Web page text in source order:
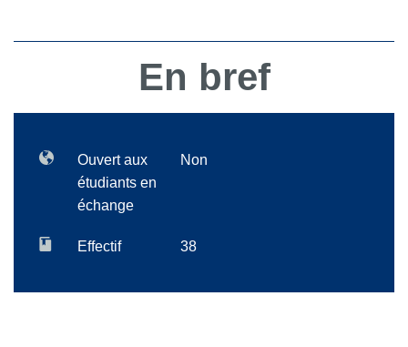
En bref
Ouvert aux
étudiants en
échange
Non
Effectif 38